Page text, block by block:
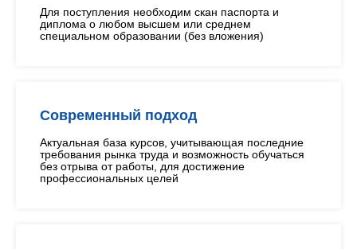
Для поступления необходим скан паспорта и
диплома о любом высшем или среднем
специальном образовании (без вложения)
Современный подход
Актуальная база курсов, учитывающая последние
требования рынка труда и возможность обучаться
без отрыва от работы, для достижение
профессиональных целей